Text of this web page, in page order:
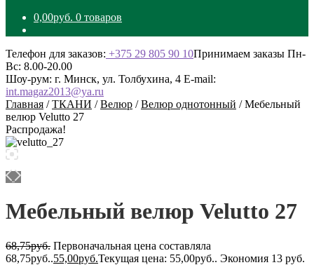
0,00руб. 0 товаров
Телефон для заказов: +375 29 805 90 10Принимаем заказы Пн-
Вс: 8.00-20.00
Шоу-рум: г. Минск, ул. Толбухина, 4 E-mail:
int.magaz2013@ya.ru
Главная /ТКАНИ /Велюр /Велюр однотонный /Мебельный
велюр Velutto 27
Распродажа!
Мебельный велюр Velutto 27
68,75руб. Первоначальная цена составляла
68,75руб..55,00руб.Текущая цена: 55,00руб.. Экономия 13 руб.